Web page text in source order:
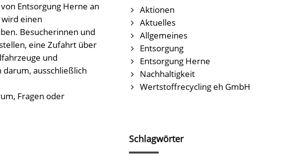
Entsorgung Herne an
einen
Besucherinnen und
eine Zufahrt über
und
ausschließlich
Fragen oder
Aktionen
Aktuelles
Allgemeines
Entsorgung
Entsorgung Herne
Nachhaltigkeit
Wertstoffrecycling eh GmbH
Schlagwörter